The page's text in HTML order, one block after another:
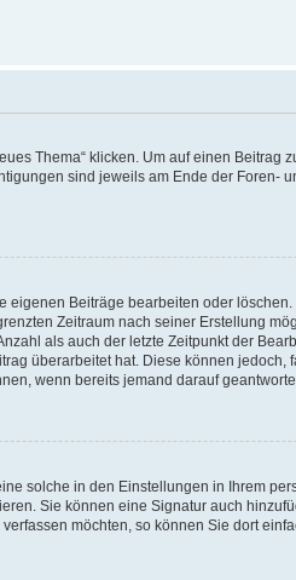
Thema“ klicken. Um auf einen
sind jeweils am Ende der Foren-
Beiträge bearbeiten oder
Zeitraum nach seiner Erstellung
als auch der letzte Zeitpunkt der
überarbeitet hat. Diese können
wenn bereits jemand darauf
solche in den Einstellungen in Ihrem
Sie können eine Signatur auch
möchten, so können Sie dort